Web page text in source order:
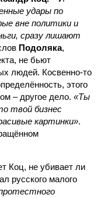
удары по
вне политики и
сразу лишают
Подоляка,
не бьют
людей. Косвенно-то
этого
– другое дело. «Ты
твой бизнес
картинки».
Коц, не убивает ли
русского малого